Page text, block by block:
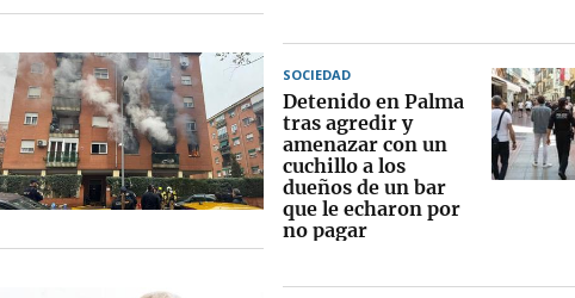
SOCIEDAD
Detenido en Palma
tras agredir y
amenazar con un
cuchillo a los
dueños de un bar
que le echaron por
no pagar